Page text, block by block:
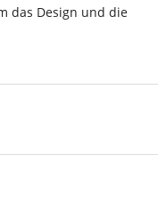
das Design und die